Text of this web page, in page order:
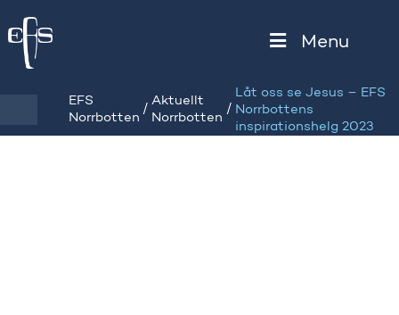
Menu
EFS
Norrbotten
/
Aktuellt
Norrbotten
/
Låt oss se Jesus – EFS
Norrbottens
inspirationshelg 2023